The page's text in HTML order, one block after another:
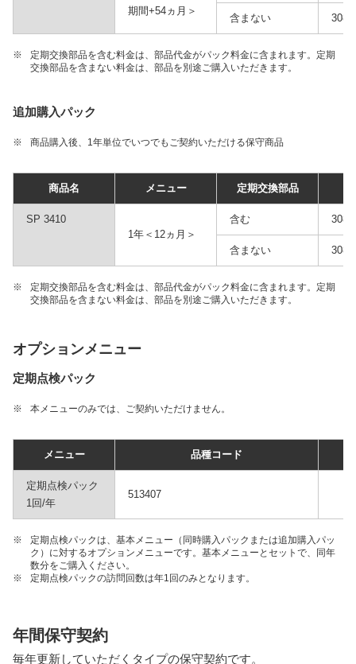
期間+54ヵ月＞
含まない
※
定期交換部品を含む料金は、部品代金がパック料金に含まれます。定期
交換部品を含まない料金は、部品を別途ご購入いただきます。
追加購入パック
※ 商品購入後、1年単位でいつでもご契約いただける保守商品
商品名 メニュー 定期交換部品
SP 3410
1年＜12ヵ月＞
含む
含まない
※
定期交換部品を含む料金は、部品代金がパック料金に含まれます。定期
交換部品を含まない料金は、部品を別途ご購入いただきます。
オプションメニュー
定期点検パック
※ 本メニューのみでは、ご契約いただけません。
メニュー 品種コード
定期点検パック
1回/年
513407
※
定期点検パックは、基本メニュー（同時購入パックまたは追加購入パッ
ク）に対するオプションメニューです。基本メニューとセットで、同年
数分をご購入ください。
※
定期点検パックの訪問回数は年1回のみとなります。
年間保守契約
毎年更新していただくタイプの保守契約です。